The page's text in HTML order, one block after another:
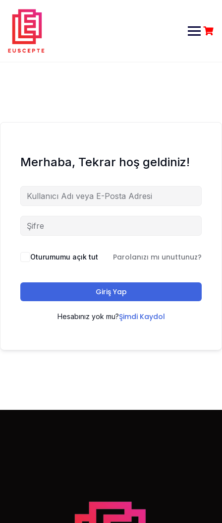
content
Merhaba, Tekrar hoş geldiniz!
Oturumumu açık tut Parolanızı mı unuttunuz?
Giriş Yap
Hesabınız yok mu?Şimdi Kaydol